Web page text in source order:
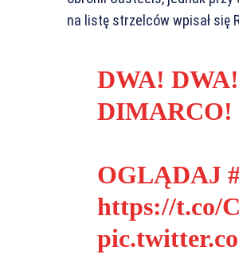
na listę strzelców wpisał się
DWA!
DIMARCO!
OGLĄDAJ
https://t.co/